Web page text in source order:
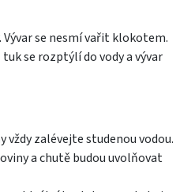
Vývar se nesmí vařit klokotem.
se rozptýlí do vody a vývar
vždy zalévejte studenou vodou.
a chutě budou uvolňovat